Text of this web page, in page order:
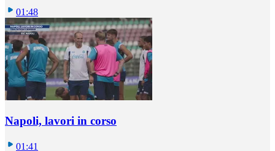
01:48
Napoli, lavori in corso
01:41